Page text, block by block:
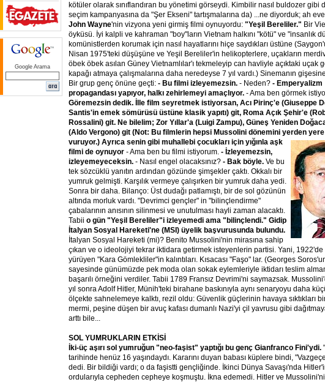
Google Arama
kötüler olarak sınıflandıran bu yönetimi görseydi. Kimbilir nasıl buldozer gibi
seçim kampanyasına da "Şer Ekseni" tartışmalarına da) ...ne diyorduk; ah
John Wayne'nin vizyona yeni girmiş filmi oynuyordu: "Yeşil Bereliler." Bir
öyküsü. İyi kalpli ve kahraman "boy"ların Vietnam halkını "kötü" ve "insanlık
komünistlerden korumak için nasıl hayatlarını hiçe saydıkları üstüne
Nisan 1975'teki düşüşüne ve Yeşil Bereliler'in helikopterlere, uçakların
öbek öbek asılan Güney Vietnamlılar'ı tekmeleyip can havliyle açıktaki uçak
kapağı atmaya çalışmalarına daha neredeyse 7 yıl vardı.) Sinemanın
Bir grup genç önüne geçti: - Bu filmi izleyemezsin. - Neden? - Emperyalizm
propagandası yapıyor, halkı zehirlemeyi amaçlıyor. - Ama ben görmek
Göremezsin dedik. İlle film seyretmek istiyorsan, Acı Pirinç'e (Giuseppe
Santis'in emek sömürüsü üstüne klasik yapıtı) git, Roma Açık Şehir'e
Rossalini) git. Ne bilelim; Zor Yıllar'a (Luigi Zampu), Güneş Yeniden
(Aldo Vergono) git (Not: Bu filmlerin hepsi Mussolini dönemini yerden yere
vuruyor.) Ayrıca senin gibi muhallebi çocukları için yığınla aşk
filmi de oynuyor - Ama ben bu filmi istiyorum. - İzleyemezsin,
izleyemeyeceksin. - Nasıl engel olacaksınız? - Bak böyle. Ve bu
tek sözcüklü yanıtın ardından gözünde şimşekler çaktı. Okkalı bir
yumruk gelmişti. Karşılık vermeye çalışırken bir yumruk daha yedi.
Sonra bir daha. Bilanço: Üst dudağı patlamıştı, bir de sol gözünün
altında morluk vardı. "Devrimci gençler" in "bilinçlendirme"
çabalarının anısının silinmesi ve unutulması hayli zaman alacaktı.
Tabii o gün "Yeşil Bereliler"i izleyemedi ama "bilinçlendi." Gidip
İtalyan Sosyal Hareketi'ne (MSI) üyelik başvurusunda bulundu.
İtalyan Sosyal Hareketi (mi)? Benito Mussolini'nin mirasına sahip
çıkan ve o ideolojiyi tekrar iktidara getirmek isteyenlerin partisi. Yani,
yürüyen "Kara Gömlekliler"in kalıntıları. Kısacası "Faşo" lar. (Georges
sayesinde günümüzde pek moda olan sokak eylemleriyle iktidarı teslim
başarılı örneğini verdiler. Tabii 1789 Fransız Devrimi'ni saymazsak.
yıl sonra Adolf Hitler, Münih'teki birahane baskınıyla aynı senaryoyu daha
ölçekte sahnelemeye kalktı, rezil oldu: Güvenlik güçlerinin havaya sıktıkları
mermi, peşine düşen bir avuç kafası dumanlı Nazi'yi çil yavrusu gibi
arttı bile...
SOL YUMRUKLARIN ETKİSİ
İki-üç aşırı sol yumruğun "neo-faşist" yaptığı bu genç Gianfranco Fini'ydi.
tarihinde henüz 16 yaşındaydı. Kararını duyan babası küplere bindi,
dedi. Bir bildiği vardı; o da faşistti gençliğinde. İkinci Dünya Savaşı'nda
ordularıyla cepheden cepheye koşmuştu. İkna edemedi. Hitler ve